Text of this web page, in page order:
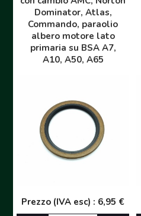
Dominator, Atlas,
Commando, paraolio
albero motore lato
primaria su BSA A7,
A10, A50, A65
Prezzo (IVA esc) : 6,95 €